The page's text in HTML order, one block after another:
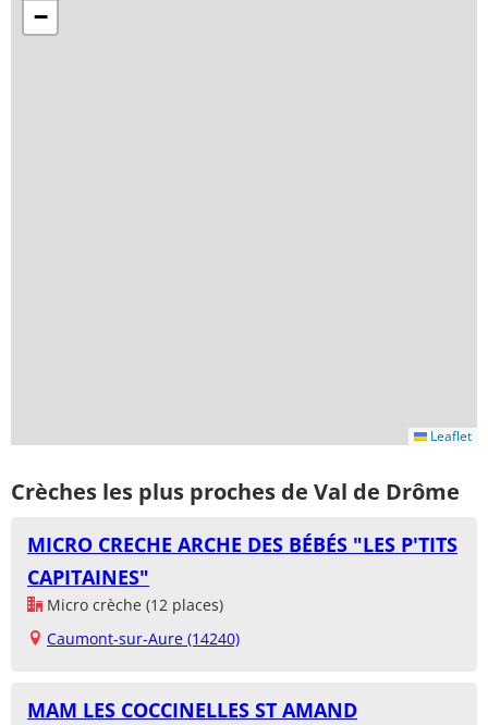
−
Leaflet
Crèches les plus proches de Val de Drôme
MICRO CRECHE ARCHE DES BÉBÉS "LES P'TITS
CAPITAINES"
Micro crèche (12 places)
Caumont-sur-Aure (14240)
MAM LES COCCINELLES ST AMAND